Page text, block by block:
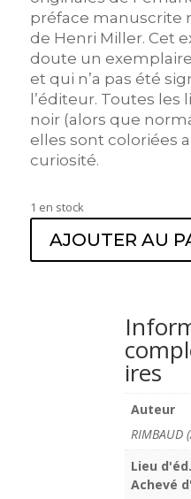
préface manuscrite
de Henri Miller. Cet
doute un
et qui n’a pas été
l’éditeur. Toutes les
noir (alors que
elles sont coloriées
curiosité.
1 en stock
AJOUTER AU
ires
Auteur
RIMBAUD
Lieu
Achevé